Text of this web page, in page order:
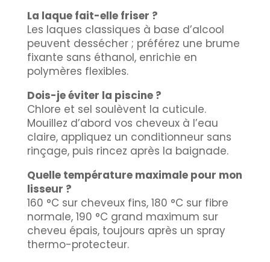
La laque fait-elle friser ?
Les laques classiques à base d’alcool
peuvent dessécher ; préférez une brume
fixante sans éthanol, enrichie en
polymères flexibles.
Dois-je éviter la piscine ?
Chlore et sel soulèvent la cuticule.
Mouillez d’abord vos cheveux à l’eau
claire, appliquez un conditionneur sans
rinçage, puis rincez après la baignade.
Quelle température maximale pour mon
lisseur ?
160 °C sur cheveux fins, 180 °C sur fibre
normale, 190 °C grand maximum sur
cheveu épais, toujours après un spray
thermo-protecteur.